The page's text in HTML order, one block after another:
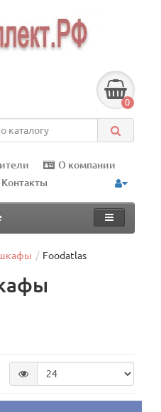
0
О компании
Контакты
Foodatlas